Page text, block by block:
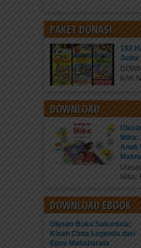
PAKET DONASI
192
Judul
KAK
DOWNLOAD
Mika:
Anak
Mika:
DOWNLOAD EBOOK
Ulasan Buku Sakuntala:
Kisah Cinta Legenda dari
Epos Mahabarata